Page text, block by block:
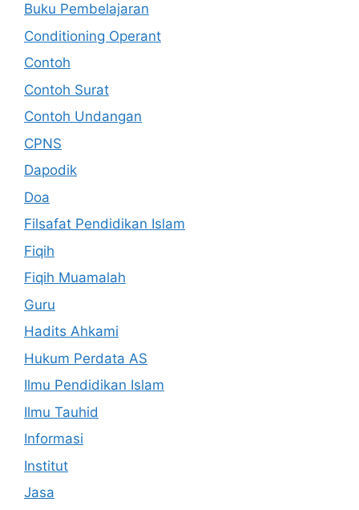
Buku Pembelajaran
Conditioning Operant
Contoh
Contoh Surat
Contoh Undangan
CPNS
Dapodik
Doa
Filsafat Pendidikan Islam
Fiqih
Fiqih Muamalah
Guru
Hadits Ahkami
Hukum Perdata AS
Ilmu Pendidikan Islam
Ilmu Tauhid
Informasi
Institut
Jasa